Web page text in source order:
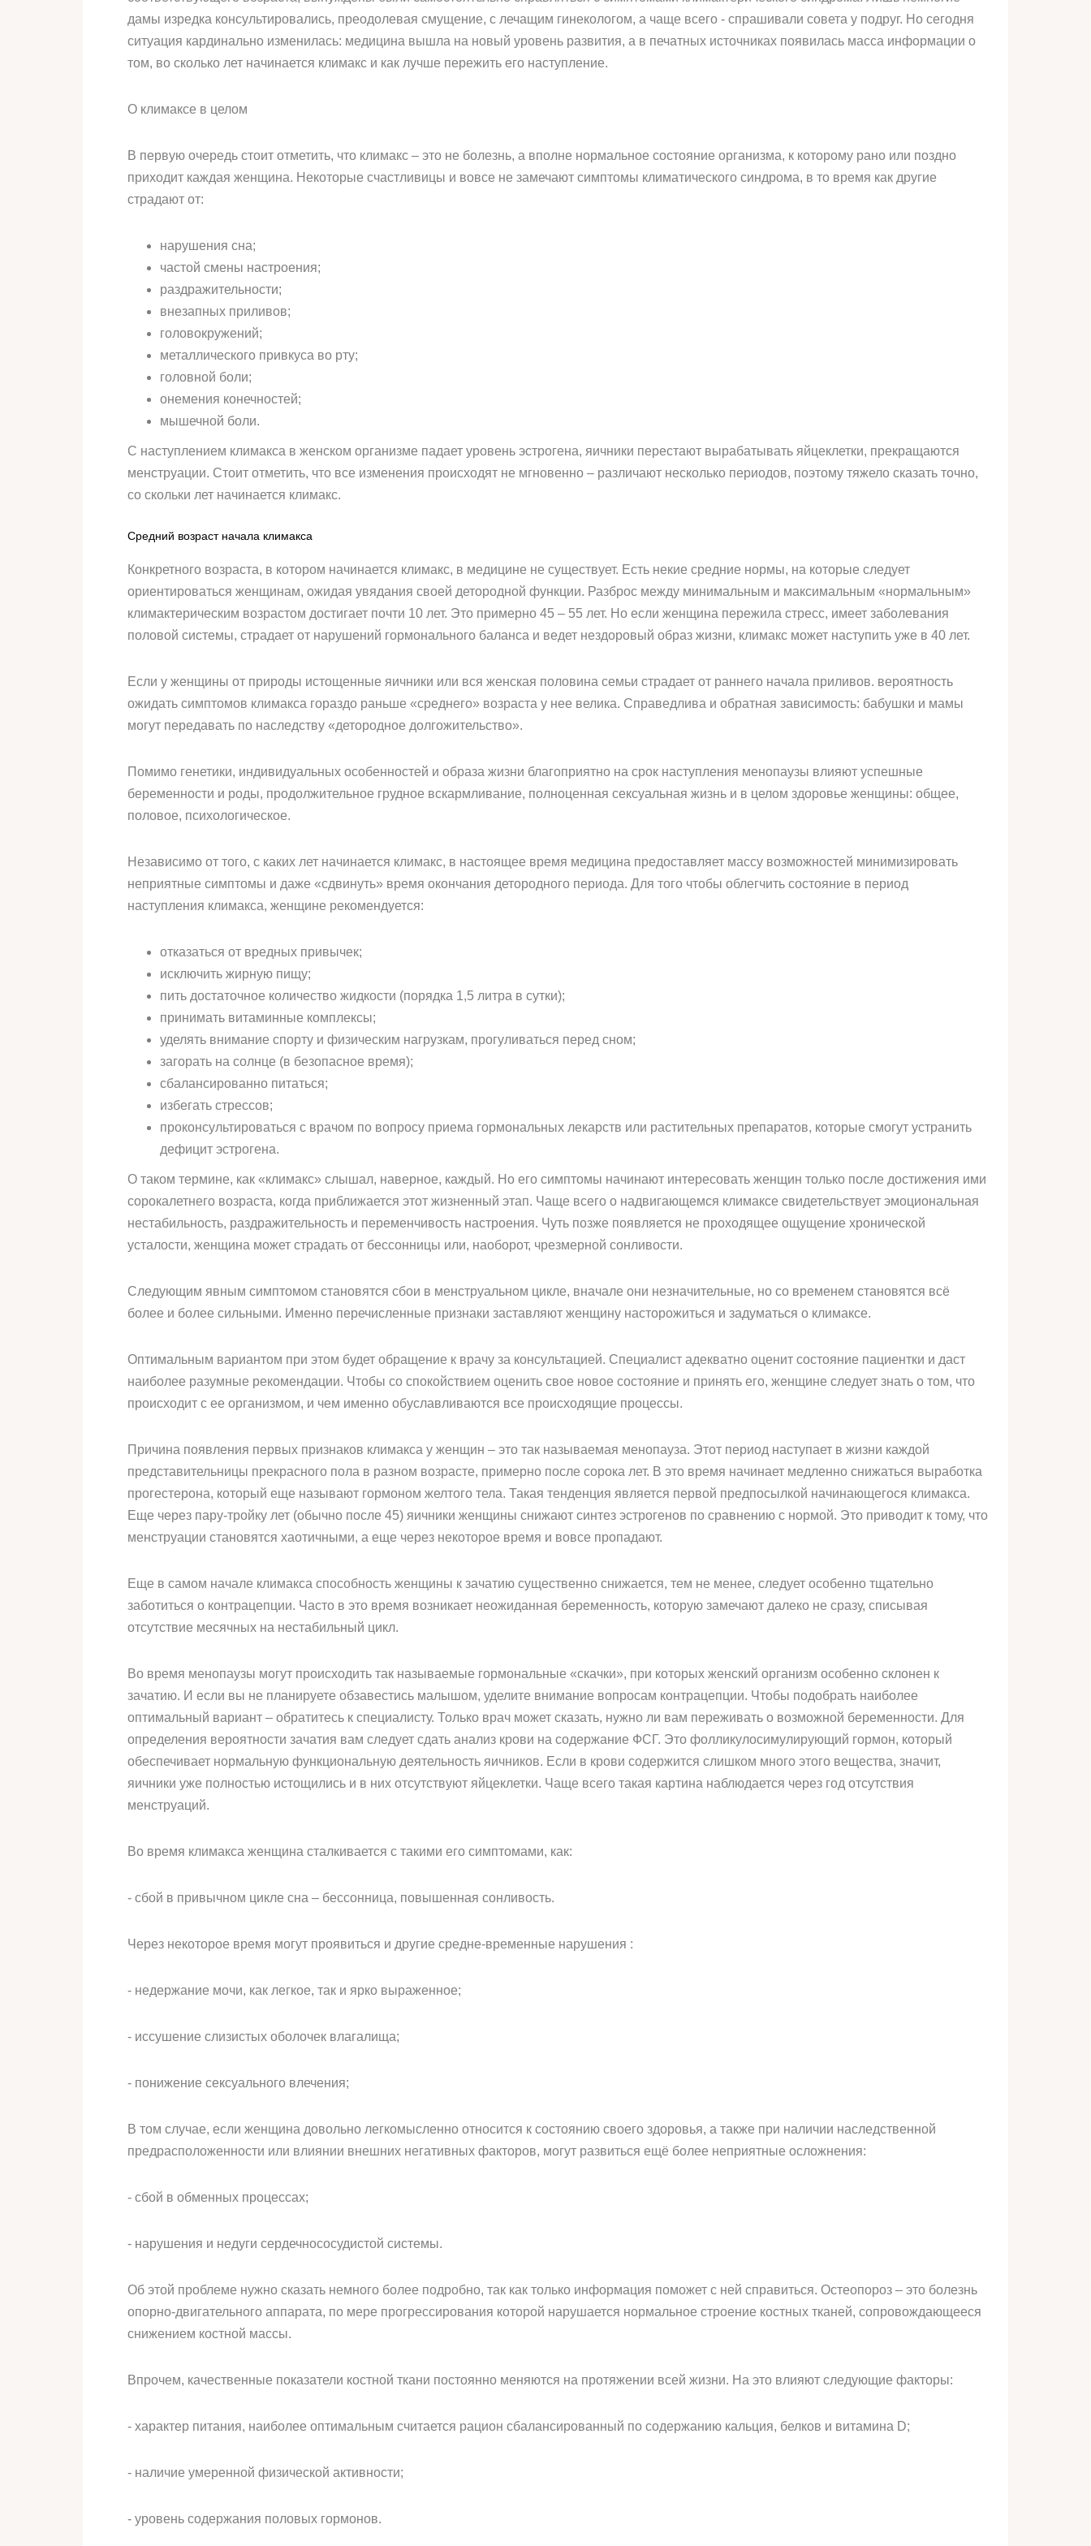
дамы изредка консультировались, преодолевая смущение, с лечащим гинекологом, а чаще всего - спрашивали совета у подруг. Но сегодня
ситуация кардинально изменилась: медицина вышла на новый уровень развития, а в печатных источниках появилась масса информации о
том, во сколько лет начинается климакс и как лучше пережить его наступление.
О климаксе в целом
В первую очередь стоит отметить, что климакс – это не болезнь, а вполне нормальное состояние организма, к которому рано или поздно
приходит каждая женщина. Некоторые счастливицы и вовсе не замечают симптомы климатического синдрома, в то время как другие
страдают от:
нарушения сна;
частой смены настроения;
раздражительности;
внезапных приливов;
головокружений;
металлического привкуса во рту;
головной боли;
онемения конечностей;
мышечной боли.
С наступлением климакса в женском организме падает уровень эстрогена, яичники перестают вырабатывать яйцеклетки, прекращаются
менструации. Стоит отметить, что все изменения происходят не мгновенно – различают несколько периодов, поэтому тяжело сказать точно,
со скольки лет начинается климакс.
Средний возраст начала климакса
Конкретного возраста, в котором начинается климакс, в медицине не существует. Есть некие средние нормы, на которые следует
ориентироваться женщинам, ожидая увядания своей детородной функции. Разброс между минимальным и максимальным «нормальным»
климактерическим возрастом достигает почти 10 лет. Это примерно 45 – 55 лет. Но если женщина пережила стресс, имеет заболевания
половой системы, страдает от нарушений гормонального баланса и ведет нездоровый образ жизни, климакс может наступить уже в 40 лет.
Если у женщины от природы истощенные яичники или вся женская половина семьи страдает от раннего начала приливов. вероятность
ожидать симптомов климакса гораздо раньше «среднего» возраста у нее велика. Справедлива и обратная зависимость: бабушки и мамы
могут передавать по наследству «детородное долгожительство».
Помимо генетики, индивидуальных особенностей и образа жизни благоприятно на срок наступления менопаузы влияют успешные
беременности и роды, продолжительное грудное вскармливание, полноценная сексуальная жизнь и в целом здоровье женщины: общее,
половое, психологическое.
Независимо от того, с каких лет начинается климакс, в настоящее время медицина предоставляет массу возможностей минимизировать
неприятные симптомы и даже «сдвинуть» время окончания детородного периода. Для того чтобы облегчить состояние в период
наступления климакса, женщине рекомендуется:
отказаться от вредных привычек;
исключить жирную пищу;
пить достаточное количество жидкости (порядка 1,5 литра в сутки);
принимать витаминные комплексы;
уделять внимание спорту и физическим нагрузкам, прогуливаться перед сном;
загорать на солнце (в безопасное время);
сбалансированно питаться;
избегать стрессов;
проконсультироваться с врачом по вопросу приема гормональных лекарств или растительных препаратов, которые смогут устранить
дефицит эстрогена.
О таком термине, как «климакс» слышал, наверное, каждый. Но его симптомы начинают интересовать женщин только после достижения ими
сорокалетнего возраста, когда приближается этот жизненный этап. Чаще всего о надвигающемся климаксе свидетельствует эмоциональная
нестабильность, раздражительность и переменчивость настроения. Чуть позже появляется не проходящее ощущение хронической
усталости, женщина может страдать от бессонницы или, наоборот, чрезмерной сонливости.
Следующим явным симптомом становятся сбои в менструальном цикле, вначале они незначительные, но со временем становятся всё
более и более сильными. Именно перечисленные признаки заставляют женщину насторожиться и задуматься о климаксе.
Оптимальным вариантом при этом будет обращение к врачу за консультацией. Специалист адекватно оценит состояние пациентки и даст
наиболее разумные рекомендации. Чтобы со спокойствием оценить свое новое состояние и принять его, женщине следует знать о том, что
происходит с ее организмом, и чем именно обуславливаются все происходящие процессы.
Причина появления первых признаков климакса у женщин – это так называемая менопауза. Этот период наступает в жизни каждой
представительницы прекрасного пола в разном возрасте, примерно после сорока лет. В это время начинает медленно снижаться выработка
прогестерона, который еще называют гормоном желтого тела. Такая тенденция является первой предпосылкой начинающегося климакса.
Еще через пару-тройку лет (обычно после 45) яичники женщины снижают синтез эстрогенов по сравнению с нормой. Это приводит к тому, что
менструации становятся хаотичными, а еще через некоторое время и вовсе пропадают.
Еще в самом начале климакса способность женщины к зачатию существенно снижается, тем не менее, следует особенно тщательно
заботиться о контрацепции. Часто в это время возникает неожиданная беременность, которую замечают далеко не сразу, списывая
отсутствие месячных на нестабильный цикл.
Во время менопаузы могут происходить так называемые гормональные «скачки», при которых женский организм особенно склонен к
зачатию. И если вы не планируете обзавестись малышом, уделите внимание вопросам контрацепции. Чтобы подобрать наиболее
оптимальный вариант – обратитесь к специалисту. Только врач может сказать, нужно ли вам переживать о возможной беременности. Для
определения вероятности зачатия вам следует сдать анализ крови на содержание ФСГ. Это фолликулосимулирующий гормон, который
обеспечивает нормальную функциональную деятельность яичников. Если в крови содержится слишком много этого вещества, значит,
яичники уже полностью истощились и в них отсутствуют яйцеклетки. Чаще всего такая картина наблюдается через год отсутствия
менструаций.
Во время климакса женщина сталкивается с такими его симптомами, как:
- сбой в привычном цикле сна – бессонница, повышенная сонливость.
Через некоторое время могут проявиться и другие средне-временные нарушения :
- недержание мочи, как легкое, так и ярко выраженное;
- иссушение слизистых оболочек влагалища;
- понижение сексуального влечения;
В том случае, если женщина довольно легкомысленно относится к состоянию своего здоровья, а также при наличии наследственной
предрасположенности или влиянии внешних негативных факторов, могут развиться ещё более неприятные осложнения:
- сбой в обменных процессах;
- нарушения и недуги сердечнососудистой системы.
Об этой проблеме нужно сказать немного более подробно, так как только информация поможет с ней справиться. Остеопороз – это болезнь
опорно-двигательного аппарата, по мере прогрессирования которой нарушается нормальное строение костных тканей, сопровождающееся
снижением костной массы.
Впрочем, качественные показатели костной ткани постоянно меняются на протяжении всей жизни. На это влияют следующие факторы:
- характер питания, наиболее оптимальным считается рацион сбалансированный по содержанию кальция, белков и витамина D;
- наличие умеренной физической активности;
- уровень содержания половых гормонов.